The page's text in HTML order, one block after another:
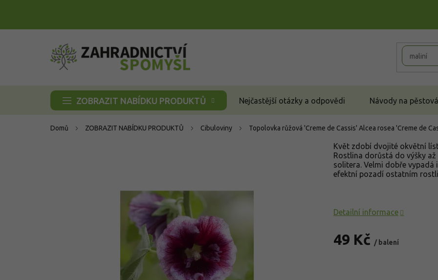
ZOBRAZIT NABÍDKU PRODUKTŮ Nejčastější otázky a odpovědi Návody na
Domů ZOBRAZIT NABÍDKU PRODUKTŮ Cibuloviny Topolovka růžová 'Creme de Cassis' Alcea rosea 'Creme de
49 Kč / balení
Květ zdobí dvojité okvětní
Rostlina dorůstá do výšky až
solitera. Velmi dobře vypadá
efektní pozadí ostatním
Detailní informace